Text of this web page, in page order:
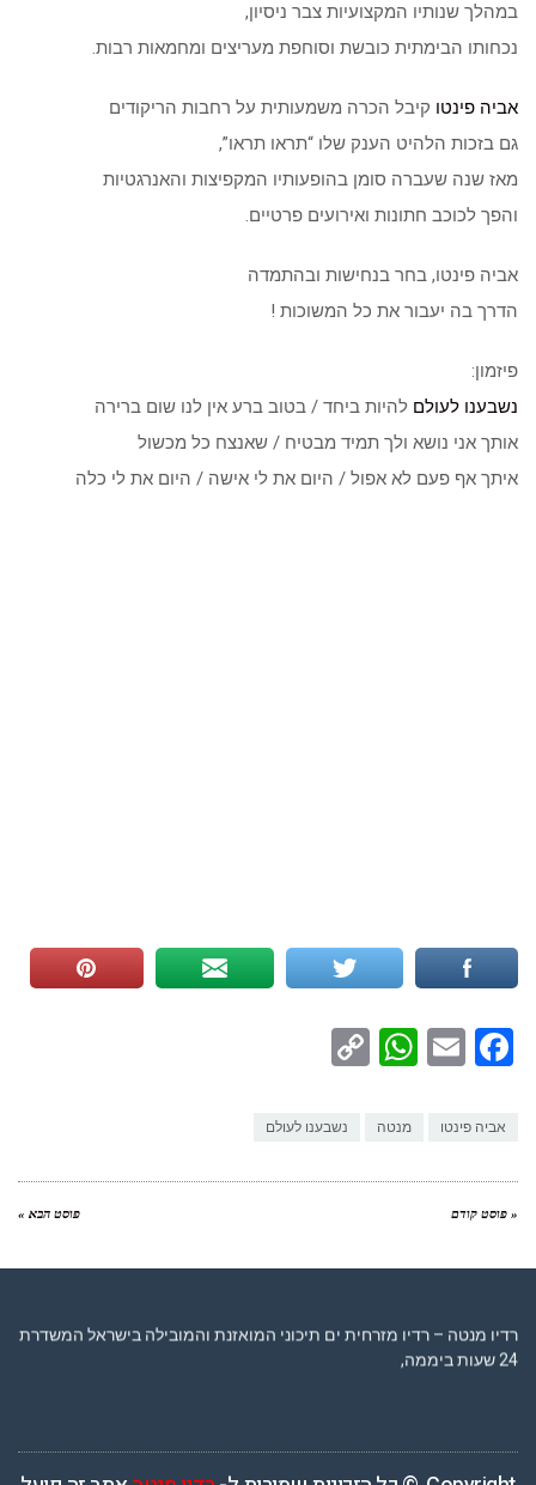
במהלך שנותיו המקצועיות צבר ניסיון,
נכחותו הבימתית כובשת וסוחפת מעריצים ומחמאות רבות.
אביה פינטו קיבל הכרה משמעותית על רחבות הריקודים
גם בזכות הלהיט הענק שלו “תראו תראו”,
מאז שנה שעברה סומן בהופעותיו המקפיצות והאנרגטיות
והפך לכוכב חתונות ואירועים פרטיים.
אביה פינטו, בחר בנחישות ובהתמדה
הדרך בה יעבור את כל המשוכות !
פיזמון:
נשבענו לעולם להיות ביחד / בטוב ברע אין לנו שום ברירה
אותך אני נושא ולך תמיד מבטיח / שאנצח כל מכשול
איתך אף פעם לא אפול / היום את לי אישה / היום את לי כלה
Facebook
Email
WhatsApp
אביה פינטו מנטה נשבענו לעולם
« פוסט קודם פוסט הבא »
רדיו מנטה – רדיו מזרחית ים תיכוני המואזנת והמובילה בישראל המשדרת
24 שעות ביממה,